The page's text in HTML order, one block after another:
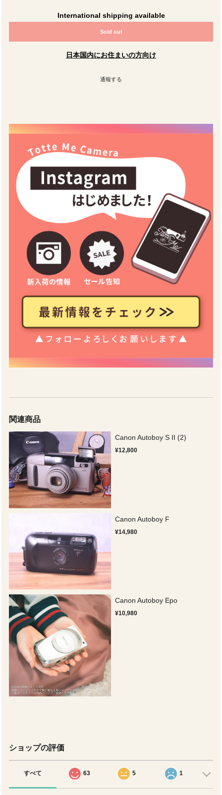
International shipping available
Sold out
日本国内にお住まいの方向け
通報する
関連商品
Canon Autoboy S II (2)
¥12,800
Canon Autoboy F
¥14,980
Canon Autoboy Epo
¥10,980
ショップの評価
すべて 63 5 1